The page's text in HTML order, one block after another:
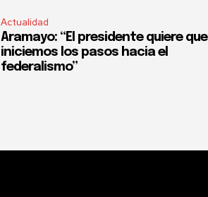
Actualidad
Aramayo: “El presidente quiere que
iniciemos los pasos hacia el
federalismo”